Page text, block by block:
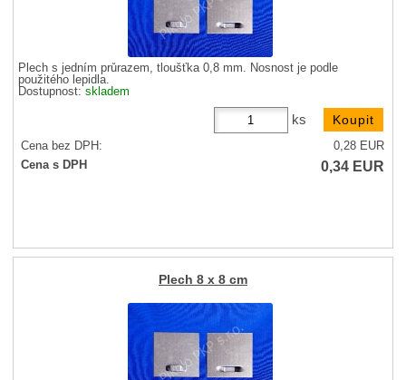
Plech s jedním průrazem, tloušťka 0,8 mm. Nosnost je podle
použitého lepidla.
Dostupnost:skladem
ks
Cena bez DPH: 0,28 EUR
Cena s DPH
0,34 EUR
Plech 8 x 8 cm